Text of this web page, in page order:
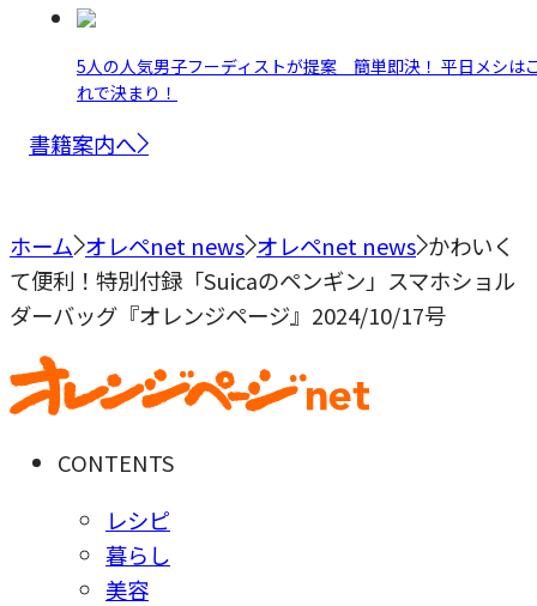
5人の人気男子フーディストが提案 簡単即決！ 平日メシは
れで決まり！
書籍案内へ
ホーム オレペnet news オレペnet news かわいく
て便利！特別付録「Suicaのペンギン」スマホショル
ダーバッグ『オレンジページ』2024/10/17号
CONTENTS
レシピ
暮らし
美容